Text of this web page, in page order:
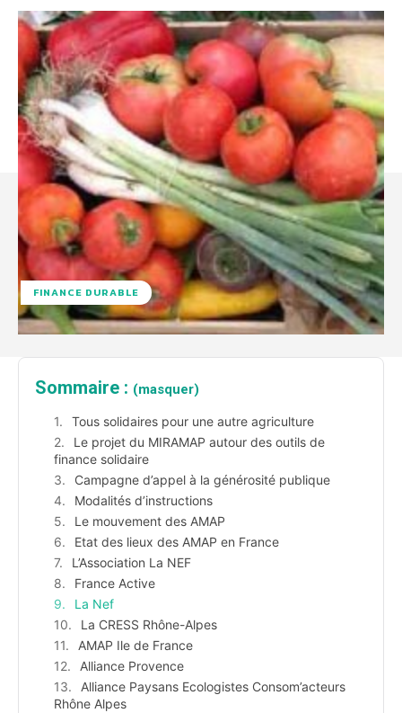
FINANCE DURABLE
Sommaire : (masquer)
Tous solidaires pour une autre agriculture
Le projet du MIRAMAP autour des outils de
finance solidaire
Campagne d’appel à la générosité publique
Modalités d’instructions
Le mouvement des AMAP
Etat des lieux des AMAP en France
L’Association La NEF
France Active
La Nef
La CRESS Rhône-Alpes
AMAP Ile de France
Alliance Provence
Alliance Paysans Ecologistes Consom’acteurs
Rhône Alpes